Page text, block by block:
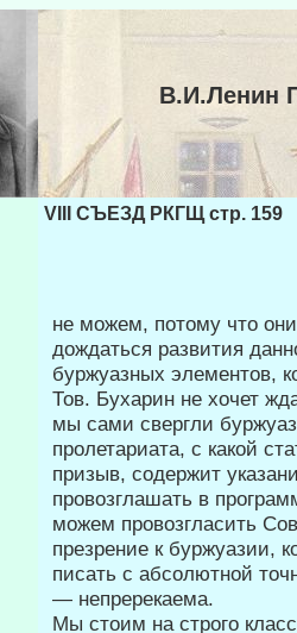
В.И.Ленин
VIII СЪЕЗД РКГЩ стр. 159
не можем, потому что
дождаться развития
буржуазных элементов,
Тов. Бухарин не хочет
мы сами свергли
пролетариата, с какой
призыв, содержит
провозглашать в
можем провозгласить
презрение к буржуазии,
писать с абсолютной
— непререкаема.
Мы стоим на строго